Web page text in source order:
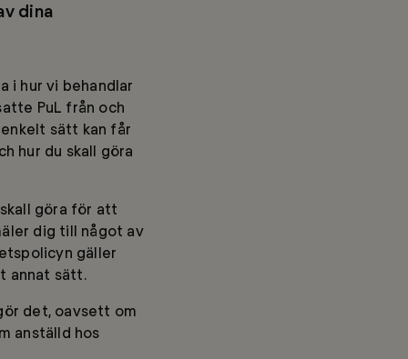
dina
i hur vi behandlar
PuL från och
sätt kan får
hur du skall göra
göra för att
dig till något av
gäller
annat sätt.
det, oavsett om
anställd hos